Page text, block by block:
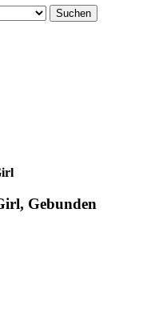
Suchen
Gebunden